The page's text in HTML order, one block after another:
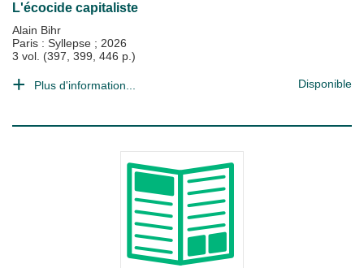
L'écocide capitaliste
Alain Bihr
Paris : Syllepse ; 2026
3 vol. (397, 399, 446 p.)
Plus d'information... Disponible